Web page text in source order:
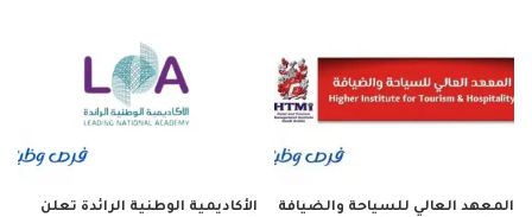
المعهد العالي للسياحة والضيافة
الأكاديمية الوطنية الرائدة تعلن